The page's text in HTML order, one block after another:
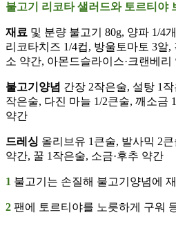
불고기 리코타 샐러드와 토르티야
재료 및 분량 불고기 80g, 양파 1/4
리코타치즈 1/4컵, 방울토마토 3알,
소 약간, 아몬드슬라이스·크랜베리
불고기양념 간장 2작은술, 설탕 1
작은술, 다진 마늘 1/2큰술, 깨소금
약간
드레싱 올리브유 1큰술, 발사믹 2
약간, 꿀 1작은술, 소금·후추 약간
1 불고기는 손질해 불고기양념에
2 팬에 토르티야를 노릇하게 구워